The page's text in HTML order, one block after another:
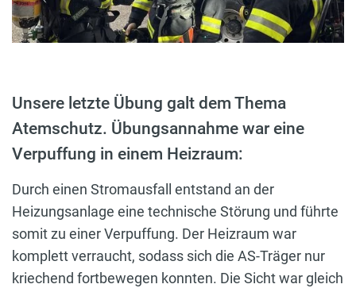
Unsere letzte Übung galt dem Thema
Atemschutz. Übungsannahme war eine
Verpuffung in einem Heizraum:
Durch einen Stromausfall entstand an der
Heizungsanlage eine technische Störung und führte
somit zu einer Verpuffung. Der Heizraum war
komplett verraucht, sodass sich die AS-Träger nur
kriechend fortbewegen konnten. Die Sicht war gleich